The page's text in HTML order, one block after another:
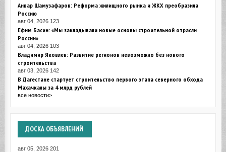
Анвар Шамузафаров: Реформа жилищного рынка и ЖКХ преобразила
Россию
авг 04, 2026 123
Ефим Басин: «Мы закладывали новые основы строительной отрасли
России»
авг 04, 2026 103
Владимир Яковлев: Развитие регионов невозможно без нового
строительства
авг 03, 2026 142
В Дагестане стартует строительство первого этапа северного обхода
Махачкалы за 4 млрд рублей
все новости>
ДОСКА ОБЪЯВЛЕНИЙ
авг 05, 2026 201